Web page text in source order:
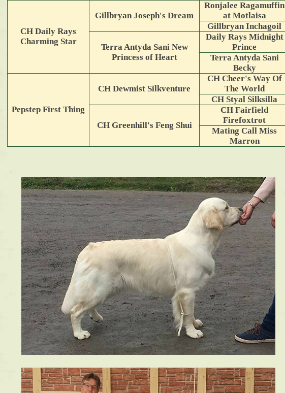
CH Daily Rays
Charming Star
Gillbryan Joseph's Dream
Ronjalee Ragamuffin
at Motlaisa
Gillbryan Inchagoil
Terra Antyda Sani New
Princess of Heart
Daily Rays Midnight
Prince
Terra Antyda Sani
Becky
Pepstep First Thing
CH Dewmist Silkventure
CH Cheer's Way Of
The World
CH Styal Silksilla
CH Greenhill's Feng Shui
CH Fairfield
Firefoxtrot
Mating Call Miss
Marron